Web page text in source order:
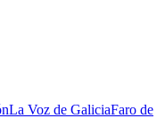
La Voz de GaliciaFaro de